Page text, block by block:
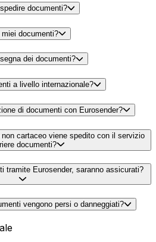
documenti?
documenti?
dei documenti?
a livello internazionale?
di documenti con Eurosender?
cartaceo viene spedito con il servizio
documenti?
tramite Eurosender, saranno assicurati?
vengono persi o danneggiati?